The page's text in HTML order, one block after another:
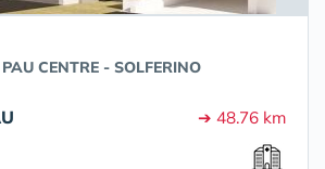
CENTRE - SOLFERINO
➔ 48.76 km